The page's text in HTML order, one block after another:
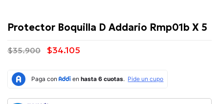
Protector Boquilla D Addario Rmp01b X 5
$35.900 $34.105